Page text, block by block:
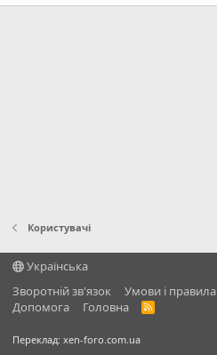
Користувачі
Українська
Зворотній зв'язок
Умови і правила
Дoпoмoга
Головна
R
Переклад: xen-foro.com.ua